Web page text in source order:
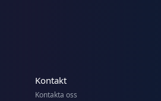
Kontakt
Kontakta oss